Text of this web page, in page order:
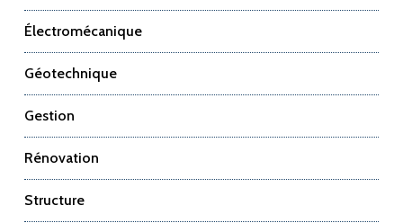
Électromécanique
Géotechnique
Gestion
Rénovation
Structure